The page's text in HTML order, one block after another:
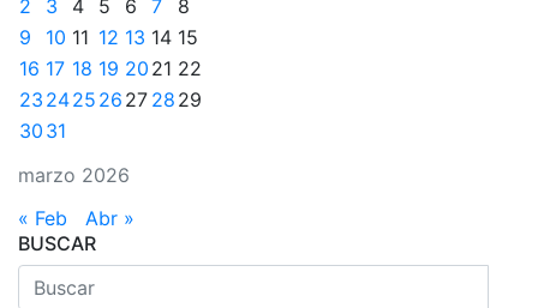
marzo 2026
2
3 4 5 6 7
8
9
10 11 12 13 14 15
16 17 18 19 20 21 22
23 2425 26 27 28 29
30 31
« Feb
Abr »
BUSCAR